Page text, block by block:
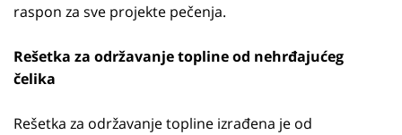
raspon za sve projekte pečenja.
Rešetka za održavanje topline od nehrđajućeg
čelika
Rešetka za održavanje topline izrađena je od